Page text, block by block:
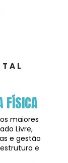
FÍSICA
maiores
Livre,
e gestão
e